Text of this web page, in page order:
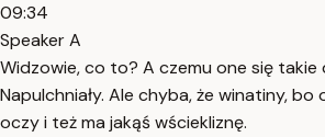
09:34
Speaker A
Widzowie, co to? A czemu one się takie
Napulchniały. Ale chyba, że winatiny,
oczy i też ma jakąś wściekliznę.